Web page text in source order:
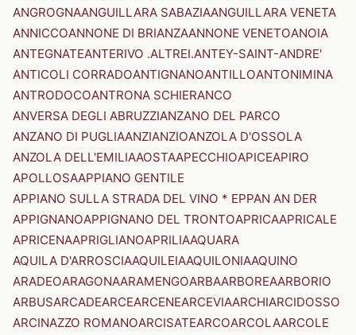
ANGROGNAANGUILLARA SABAZIAANGUILLARA VENETA
ANNICCOANNONE DI BRIANZAANNONE VENETOANOIA
ANTEGNATEANTERIVO .ALTREI.ANTEY-SAINT-ANDRE'
ANTICOLI CORRADOANTIGNANOANTILLOANTONIMINA
ANTRODOCOANTRONA SCHIERANCO
ANVERSA DEGLI ABRUZZIANZANO DEL PARCO
ANZANO DI PUGLIAANZIANZIOANZOLA D'OSSOLA
ANZOLA DELL'EMILIAAOSTAAPECCHIOAPICEAPIRO
APOLLOSAAPPIANO GENTILE
APPIANO SULLA STRADA DEL VINO * EPPAN AN DER
APPIGNANOAPPIGNANO DEL TRONTOAPRICAAPRICALE
APRICENAAPRIGLIANOAPRILIAAQUARA
AQUILA D'ARROSCIAAQUILEIAAQUILONIAAQUINO
ARADEOARAGONAARAMENGOARBAARBOREAARBORIO
ARBUSARCADEARCEARCENEARCEVIAARCHIARCIDOSSO
ARCINAZZO ROMANOARCISATEARCOARCOLAARCOLE